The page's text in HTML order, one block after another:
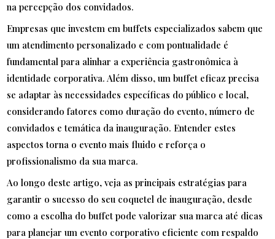
na percepção dos convidados.
Empresas que investem em buffets especializados sabem que
um atendimento personalizado e com pontualidade é
fundamental para alinhar a experiência gastronômica à
identidade corporativa. Além disso, um buffet eficaz precisa
se adaptar às necessidades específicas do público e local,
considerando fatores como duração do evento, número de
convidados e temática da inauguração. Entender estes
aspectos torna o evento mais fluido e reforça o
profissionalismo da sua marca.
Ao longo deste artigo, veja as principais estratégias para
garantir o sucesso do seu coquetel de inauguração, desde
como a escolha do buffet pode valorizar sua marca até dicas
para planejar um evento corporativo eficiente com respaldo